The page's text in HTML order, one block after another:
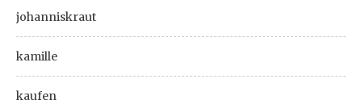
johanniskraut
kamille
kaufen